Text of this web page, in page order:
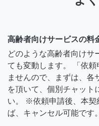
高齢者向けサービスの料
どのような高齢者向けサ
ても変動します。 「依
ませんので、まずは、各
を頂いて、個別チャット
い。 ※依頼申請後、本契
ば、キャンセル可能です。